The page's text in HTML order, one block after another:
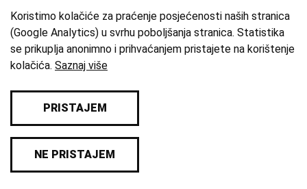
vrijeme
izrade:
20. st.
zbirka: Etnografska zbirka
© 2026 Samoborski muzej
Koristimo kolačiće za praćenje posjećenosti naših stranica
(Google Analytics) u svrhu poboljšanja stranica. Statistika
se prikuplja anonimno i prihvaćanjem pristajete na korištenje
kolačića. Saznaj više
PRISTAJEM
NE PRISTAJEM